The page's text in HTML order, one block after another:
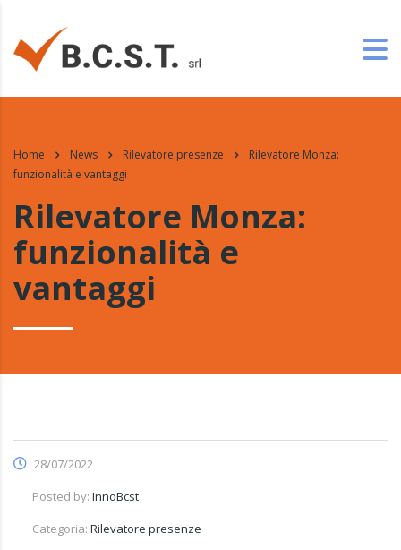
Home News Rilevatore presenze
Rilevatore Monza:
funzionalità e vantaggi
Rilevatore Monza:
funzionalità e
vantaggi
28/07/2022
Posted by: InnoBcst
Categoria: Rilevatore presenze